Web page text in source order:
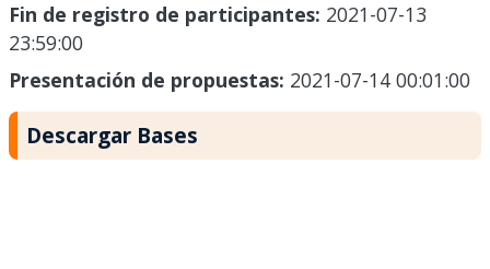
Fin de registro de participantes: 2021-07-13
23:59:00
Presentación de propuestas: 2021-07-14 00:01:00
Descargar Bases